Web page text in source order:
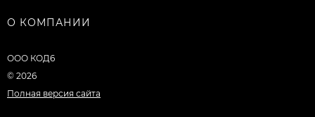
О КОМПАНИИ
ООО КОД6
© 2026
Полная версия сайта